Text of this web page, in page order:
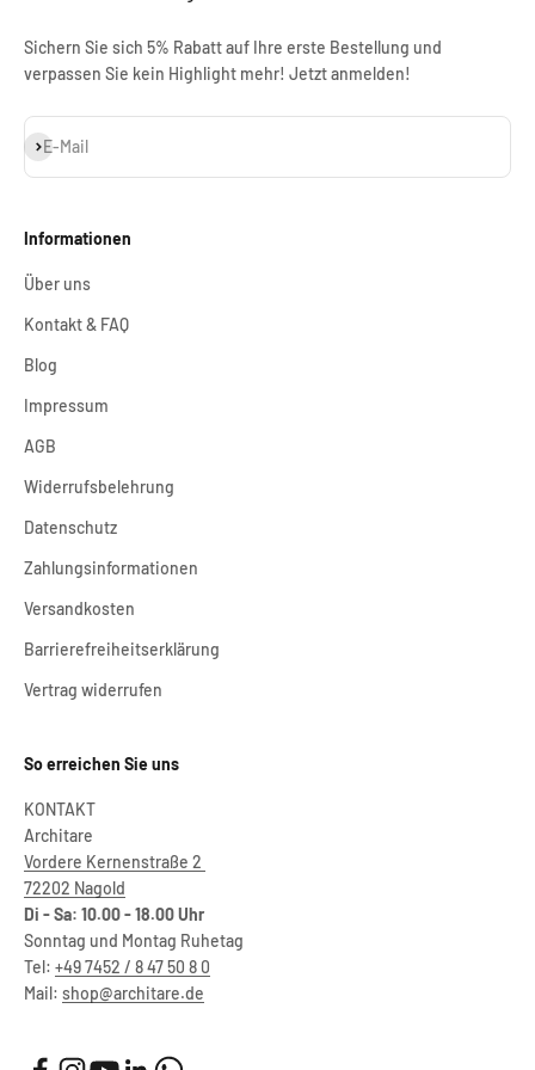
Sichern Sie sich 5% Rabatt auf Ihre erste Bestellung und
verpassen Sie kein Highlight mehr! Jetzt anmelden!
E-Mail
Abonnieren
Informationen
Über uns
Kontakt & FAQ
Blog
Impressum
AGB
Widerrufsbelehrung
Datenschutz
Zahlungsinformationen
Versandkosten
Barrierefreiheitserklärung
Vertrag widerrufen
So erreichen Sie uns
KONTAKT
Architare
Vordere Kernenstraße 2
72202 Nagold
Di - Sa: 10.00 - 18.00 Uhr
Sonntag und Montag Ruhetag
Tel: +49 7452 / 8 47 50 8 0
Mail: shop@architare.de